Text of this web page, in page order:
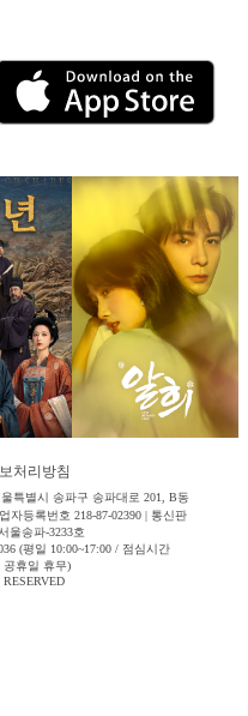
처리방침
특별시 송파구 송파대로 201, B동
자등록번호 218-87-02390 | 통신판
울송파-3233호
(평일 10:00~17:00 / 점심시간
공휴일 휴무)